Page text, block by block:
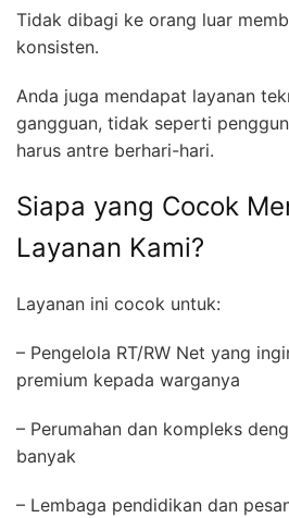
Tidak dibagi ke orang luar
konsisten.
Anda juga mendapat layanan
gangguan, tidak seperti
harus antre berhari-hari.
Siapa yang Cocok
Layanan Kami?
Layanan ini cocok untuk:
– Pengelola RT/RW Net yang
premium kepada warganya
– Perumahan dan kompleks
banyak
– Lembaga pendidikan dan